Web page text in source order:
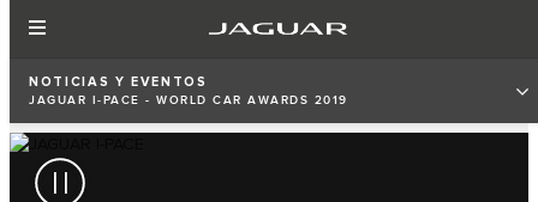
NOTICIAS Y EVENTOS
JAGUAR I‑PACE - WORLD CAR AWARDS 2019